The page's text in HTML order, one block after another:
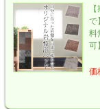
で
料
可
価